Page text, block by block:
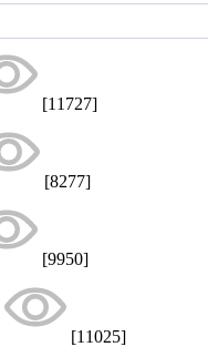
[11727]
[8277]
[9950]
[11025]